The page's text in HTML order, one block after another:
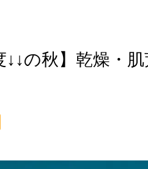
↓↓の秋】乾燥・